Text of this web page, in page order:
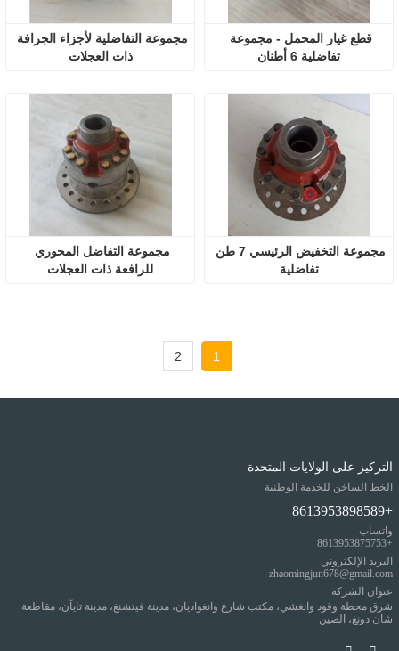
ذات العجلات
تفاضلية 6 أطنان
للرافعة ذات العجلات
تفاضلية
1
2
التركيز على الولايات المتحدة
الخط الساخن للخدمة الوطنية
+8613953898589
واتساب
+8613953875753
البريد الإلكتروني
zhaomingjun678@gmail.com
عنوان الشركة
شرق محطة وقود وانغشي، مكتب شارع وانغواديان، مدينة فيتشنغ، مدينة تايآن، مقاطعة
شان دونغ، الصين